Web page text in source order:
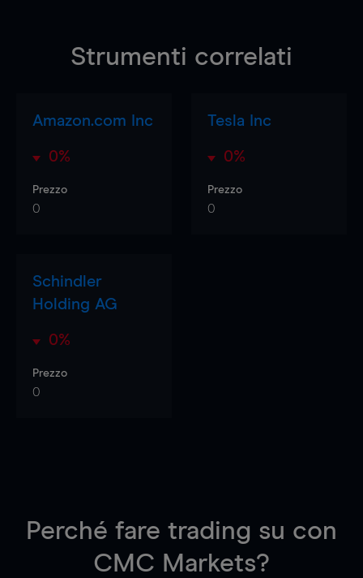
Strumenti correlati
Amazon.com Inc
0%
Prezzo
0
Tesla Inc
0%
Prezzo
0
Schindler
Holding AG
0%
Prezzo
0
Perché fare trading su con
CMC Markets?